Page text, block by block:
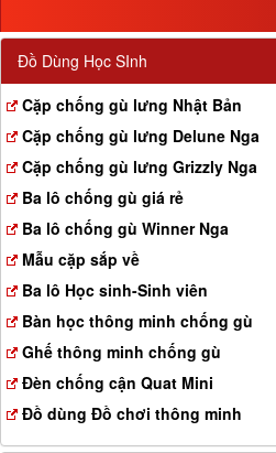
Đồ Dùng Học SInh
Cặp chống gù lưng Nhật Bản
Cặp chống gù lưng Delune Nga
Cặp chống gù lưng Grizzly Nga
Ba lô chống gù giá rẻ
Ba lô chống gù Winner Nga
Mẫu cặp sắp về
Ba lô Học sinh-Sinh viên
Bàn học thông minh chống gù
Ghế thông minh chống gù
Đèn chống cận Quat Mini
Đồ dùng Đồ chơi thông minh